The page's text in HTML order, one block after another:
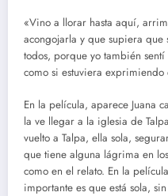
«Vino a llorar hasta aquí,
acongojarla y que supiera que
todos, porque yo también
como si estuviera exprimiendo
En la película, aparece Juana
la ve llegar a la iglesia de
vuelto a Talpa, ella sola,
que tiene alguna lágrima en
como en el relato. En la
importante es que está sola,